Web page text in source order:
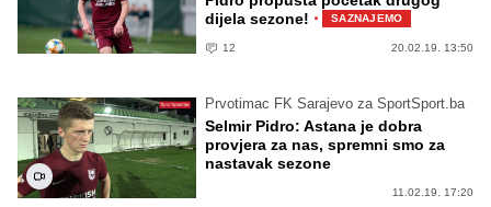
dijela sezone! · SAZNAJEMO
12 20.02.19. 13:50
Prvotimac FK Sarajevo za SportSport.ba
Selmir Pidro: Astana je dobra
provjera za nas, spremni smo za
nastavak sezone
11.02.19. 17:20